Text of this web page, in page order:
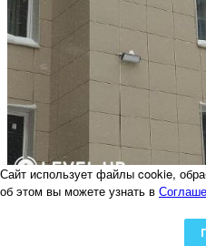
Осторожно, наледь!
Сайт использует файлы cookie,
об этом вы можете узнать в